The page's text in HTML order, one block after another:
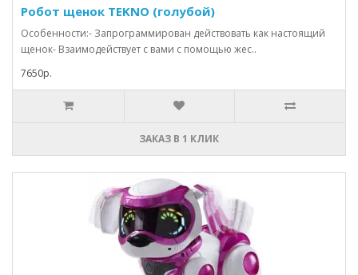
Робот щенок TEKNO (голубой)
Особенности:- Запрограммирован действовать как настоящий
щенок- Взаимодействует с вами с помощью жес..
7650р.
ЗАКАЗ В 1 КЛИК